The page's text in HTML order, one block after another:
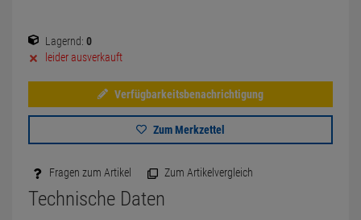
Lagernd: 0
leider ausverkauft
Verfügbarkeitsbenachrichtigung
Zum Merkzettel
Fragen zum Artikel Zum Artikelvergleich
Technische Daten